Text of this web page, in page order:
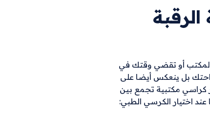
أو تقضي وقتك في
بل ينعكس أيضا على
كراسي مكتبية تجمع بين
عند اختيار الكرسي الطبي: